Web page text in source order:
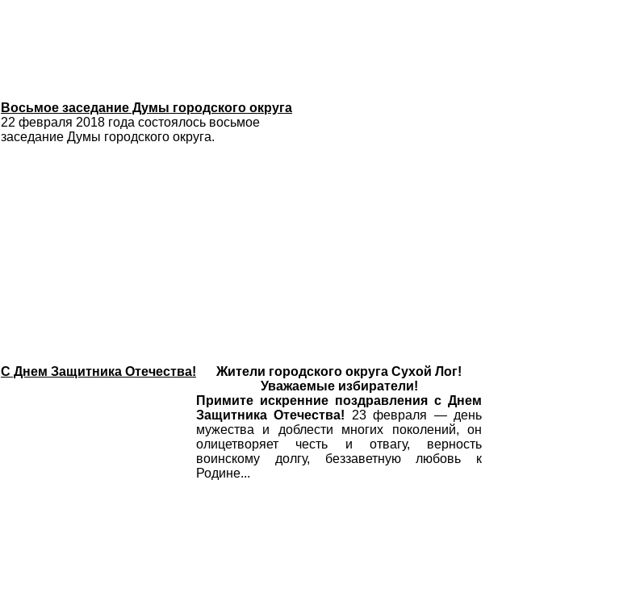
Восьмое заседание Думы городского округа
22 февраля 2018 года состоялось восьмое
заседание Думы городского округа.
С Днем Защитника Отечества!
Жители городского округа Сухой Лог!
Уважаемые избиратели!
Примите искренние поздравления с Днем
Защитника Отечества! 23 февраля — день
мужества и доблести многих поколений, он
олицетворяет честь и отвагу, верность
воинскому долгу, беззаветную любовь к
Родине...